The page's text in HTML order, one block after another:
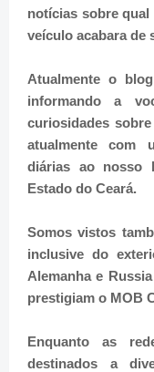
notícias sobre
veículo acabara de
Atualmente o
informando a
curiosidades
atualmente com
diárias ao nosso
Estado do Ceará.
Somos vistos
inclusive do
Alemanha e
prestigiam o MOB
Enquanto as
destinados a